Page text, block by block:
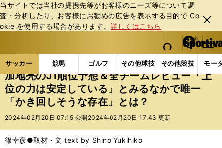
当サイトでは当社の提携先等がお客様のニーズ等について調
査・分析したり、お客様にお勧めの広告を表⽰する⽬的で Co
okie を使⽤する場合があります。詳しくはこちら
閉じ
る
web Sportiva (webスポルティーバ)
検索
マイペ
ー
ジ
メニュ
サッカー 競馬 ゴルフ その他球技 その他競技 モー
ス
ポ
ル
テ
ー
バ
サッカーの記事一覧 Jリーグ他 Jリーグ 加地亮
加地亮のJ1順位予想＆全チームレビュー「上
位の力は安定している」とみるなかで唯一
「かき回しそうな存在」とは？
2024年02月20日 07:15 公開 2024年02月20日 17:43 更新
篠幸彦●取材・文 text by Shino Yukihiko